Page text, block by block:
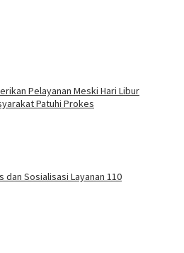
Pelayanan Meski Hari Libur
Patuhi Prokes
Sosialisasi Layanan 110